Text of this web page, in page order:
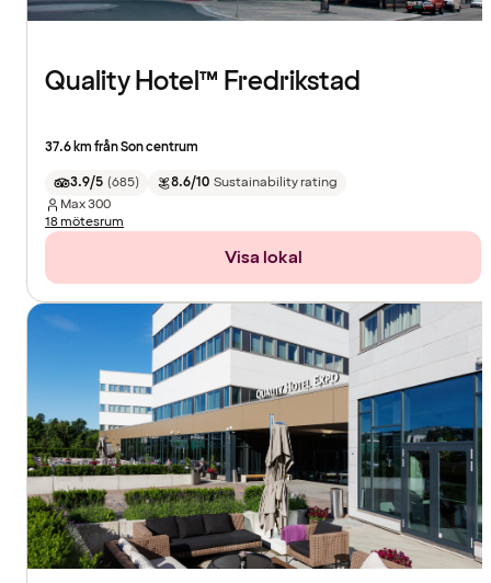
Quality Hotel™ Fredrikstad
37.6 km från Son centrum
3.9/5 (685) 8.6/10 Sustainability rating
Max300
18 mötesrum
Visa lokal